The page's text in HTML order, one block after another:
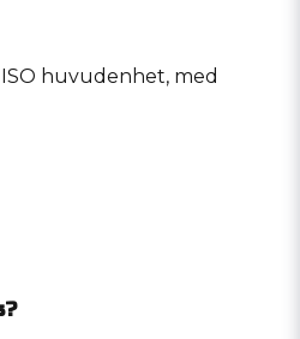
huvudenhet, med